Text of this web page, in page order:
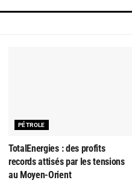
PÉTROLE
TotalEnergies : des profits
records attisés par les tensions
au Moyen-Orient